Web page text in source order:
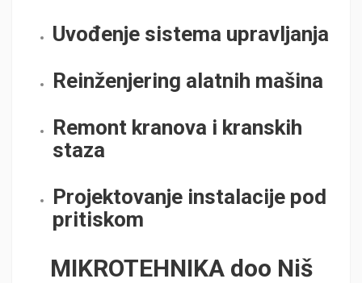
Uvođenje sistema upravljanja
Reinženjering alatnih mašina
Remont kranova i kranskih
staza
Projektovanje instalacije pod
pritiskom
MIKROTEHNIKA doo Niš